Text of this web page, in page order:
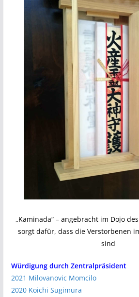
„Kaminada“ – angebracht im Dojo
sorgt dafür, dass die Verstorbenen
sind
Würdigung durch Zentralpräsident
2021 Milovanovic Momcilo
2020 Koichi Sugimura